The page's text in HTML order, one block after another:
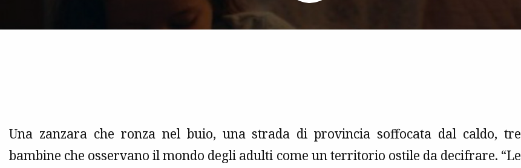
Una zanzara che ronza nel buio, una strada di provincia soffocata dal caldo, tre
bambine che osservano il mondo degli adulti come un territorio ostile da decifrare. “Le